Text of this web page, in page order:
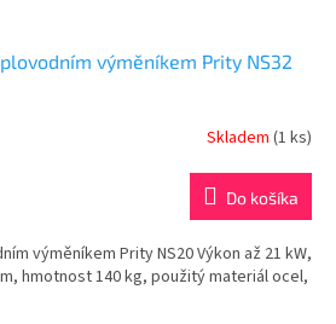
výměníkem Prity NS32
Skladem (1 ks)
Do košíka
výměníkem Prity NS20 Výkon až 21 kW,
hmotnost 140 kg, použitý materiál ocel,